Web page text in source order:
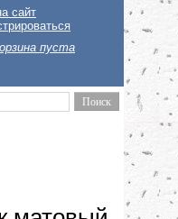
сайт
пуста